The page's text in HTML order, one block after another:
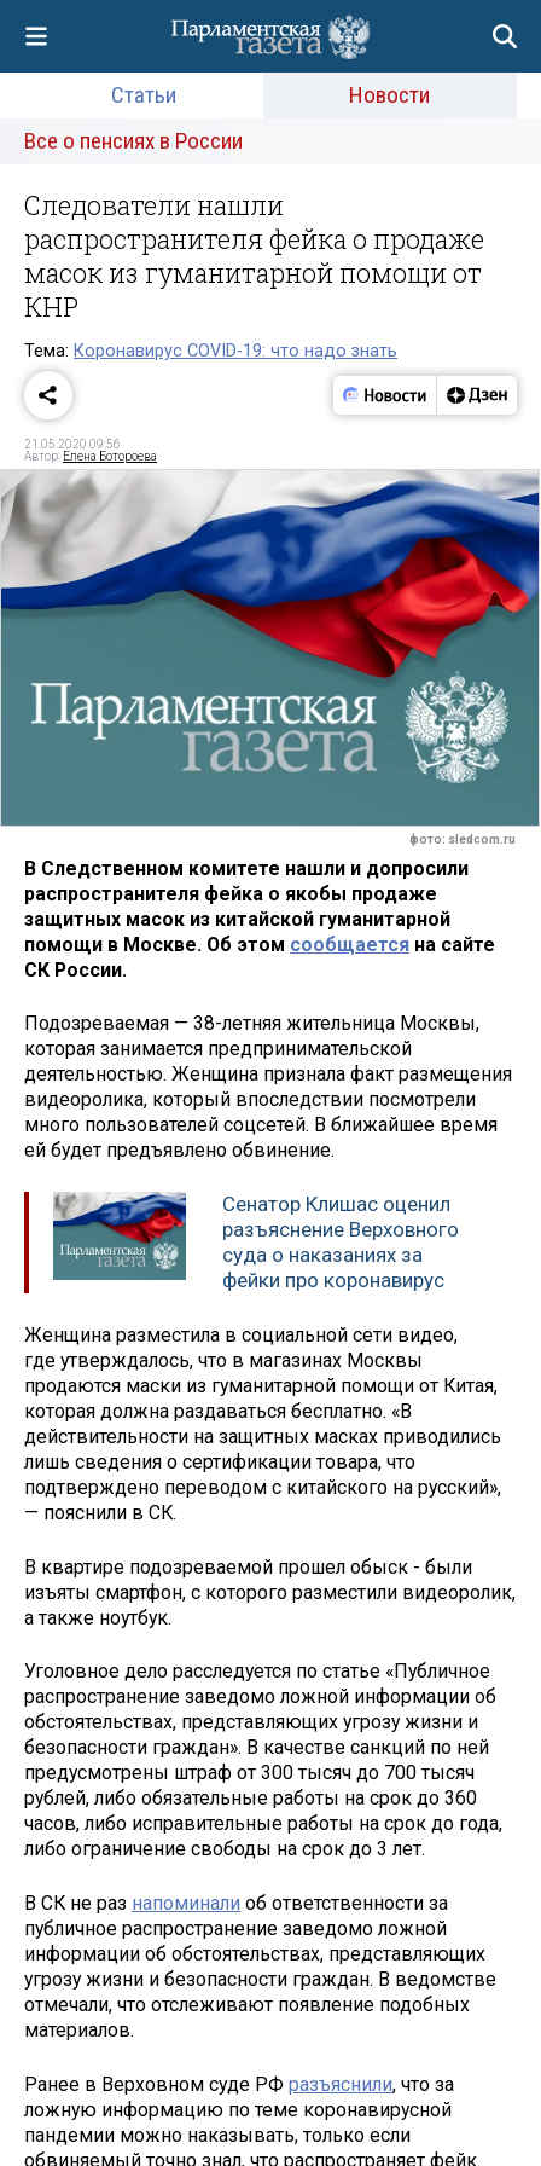
Статьи
Новости
Все о пенсиях в России
Следователи нашли
распространителя фейка о продаже
масок из гуманитарной помощи от
КНР
Тема: Коронавирус COVID-19: что надо знать
21.05.2020 09:56
Автор: Елена Ботороева
фото: sledcom.ru
В Следственном комитете нашли и допросили
распространителя фейка о якобы продаже
защитных масок из китайской гуманитарной
помощи в Москве. Об этом сообщается на сайте
СК России.
Подозреваемая — 38-летняя жительница Москвы,
которая занимается предпринимательской
деятельностью. Женщина признала факт размещения
видеоролика, который впоследствии посмотрели
много пользователей соцсетей. В ближайшее время
ей будет предъявлено обвинение.
Сенатор Клишас оценил
разъяснение Верховного
суда о наказаниях за
фейки про коронавирус
Женщина разместила в социальной сети видео,
где утверждалось, что в магазинах Москвы
продаются маски из гуманитарной помощи от Китая,
которая должна раздаваться бесплатно. «В
действительности на защитных масках приводились
лишь сведения о сертификации товара, что
подтверждено переводом с китайского на русский»,
— пояснили в СК.
В квартире подозреваемой прошел обыск - были
изъяты смартфон, с которого разместили видеоролик,
а также ноутбук.
Уголовное дело расследуется по статье «Публичное
распространение заведомо ложной информации об
обстоятельствах, представляющих угрозу жизни и
безопасности граждан». В качестве санкций по ней
предусмотрены штраф от 300 тысяч до 700 тысяч
рублей, либо обязательные работы на срок до 360
часов, либо исправительные работы на срок до года,
либо ограничение свободы на срок до 3 лет.
В СК не раз напоминали об ответственности за
публичное распространение заведомо ложной
информации об обстоятельствах, представляющих
угрозу жизни и безопасности граждан. В ведомстве
отмечали, что отслеживают появление подобных
материалов.
Ранее в Верховном суде РФ разъяснили, что за
ложную информацию по теме коронавирусной
пандемии можно наказывать, только если
обвиняемый точно знал, что распространяет фейк.